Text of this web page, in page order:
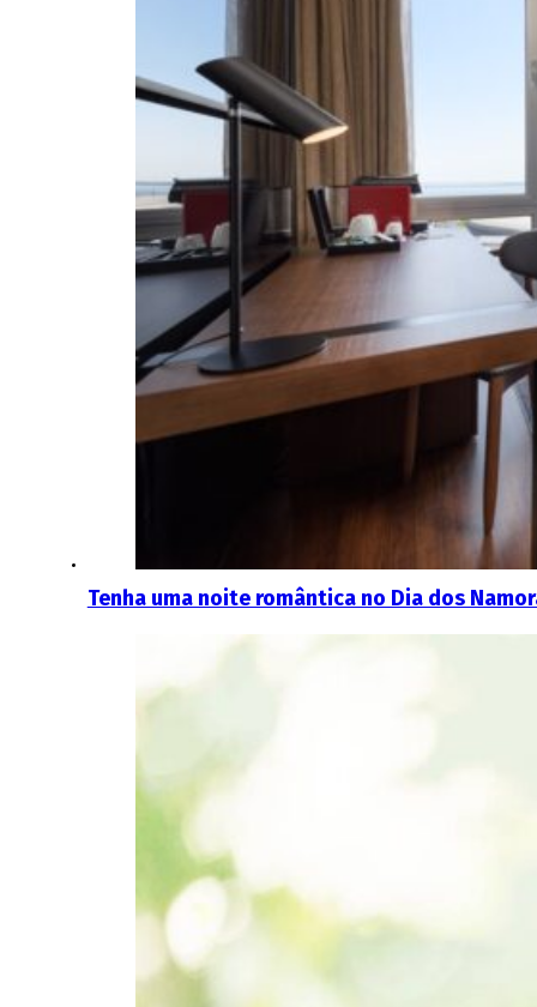
Tenha uma noite romântica no Dia dos